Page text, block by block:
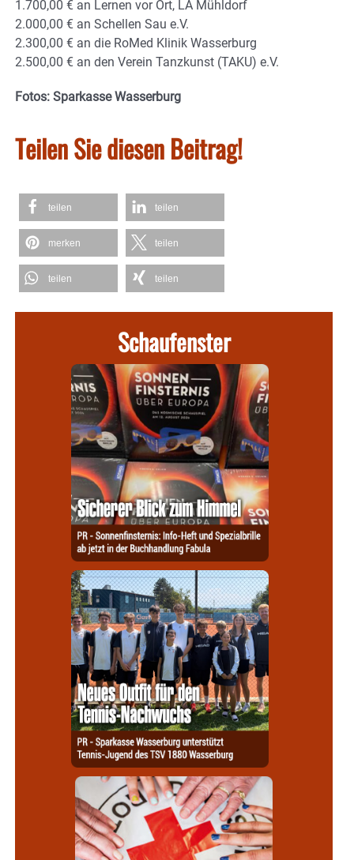
1.700,00 € an Lernen vor Ort, LA Mühldorf
2.000,00 € an Schellen Sau e.V.
2.300,00 € an die RoMed Klinik Wasserburg
2.500,00 € an den Verein Tanzkunst (TAKU) e.V.
Fotos: Sparkasse Wasserburg
Teilen Sie diesen Beitrag!
teilen teilen
merken teilen
teilen teilen
Schaufenster